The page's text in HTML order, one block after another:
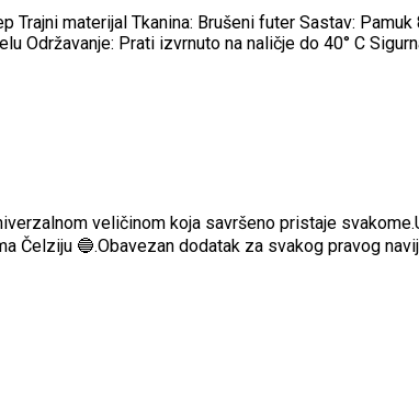
materijal Tkanina: Brušeni futer Sastav:
Održavanje: Prati izvrnuto na naličje do 40° C
veličinom koja savršeno pristaje
Čelziju 🔵.Obavezan dodatak za svakog pravog